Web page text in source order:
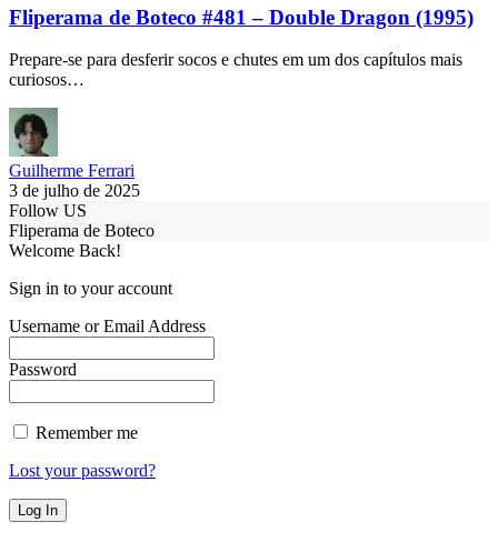
Fliperama de Boteco #481 – Double Dragon (1995)
Prepare-se para desferir socos e chutes em um dos capítulos mais
curiosos…
Guilherme Ferrari
3 de julho de 2025
Follow US
Fliperama de Boteco
Welcome Back!
Sign in to your account
Username or Email Address
Password
Remember me
Lost your password?